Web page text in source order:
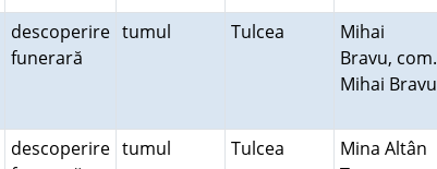
descoperire
funerară
tumul Tulcea
Mihai
Bravu, com.
Mihai Bravu
descoperire tumul Tulcea
Mina Altân